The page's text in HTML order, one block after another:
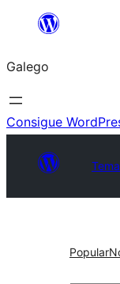
Saltar
contido
Galego
Consigue
Popular